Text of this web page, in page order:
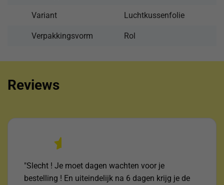
Variant Luchtkussenfolie
Verpakkingsvorm Rol
Reviews
"Slecht ! Je moet dagen wachten voor je
bestelling ! En uiteindelijk na 6 dagen krijg je de